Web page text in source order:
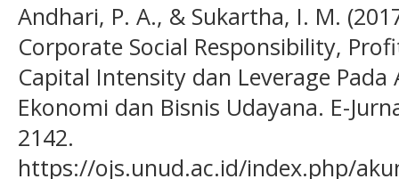
Andhari, P. A., & Sukartha, I. M.
Corporate Social Responsibility,
Capital Intensity dan Leverage Pada
Ekonomi dan Bisnis Udayana. E-
2142.
https://ojs.unud.ac.id/index.php/